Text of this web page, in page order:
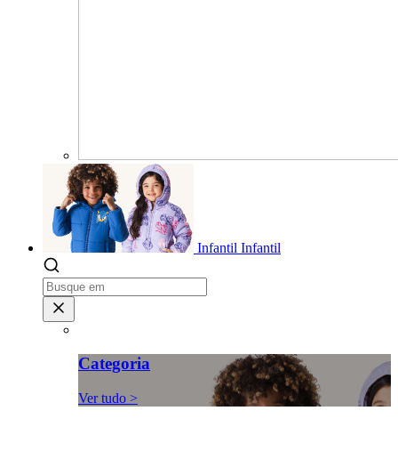
Infantil Infantil
Categoria
Ver tudo >